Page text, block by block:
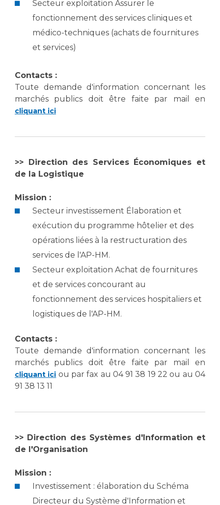
Vos représentants
La Commission Des Usagers (CDU)
Les Comités Locaux des Usagers
Qualité
Protection des données
Sécurité
Les recherches en santé à l’AP-HM
Lieu de santé sans tabac
Fournisseurs
Rôles et missions
Documents utiles
Secteur exploitation Assurer le
fonctionnement des services cliniques et
médico-techniques (achats de fournitures
et services)
Contacts :
Toute demande d'information concernant les
marchés publics doit être faite par mail en
cliquant ici
>> Direction des Services Économiques et
de la Logistique
Mission :
Secteur investissement Élaboration et
exécution du programme hôtelier et des
opérations liées à la restructuration des
services de l'AP-HM.
Secteur exploitation Achat de fournitures
et de services concourant au
fonctionnement des services hospitaliers et
logistiques de l'AP-HM.
Contacts :
Toute demande d'information concernant les
marchés publics doit être faite par mail en
cliquant ici ou par fax au 04 91 38 19 22 ou au 04
91 38 13 11
>> Direction des Systèmes d'Information et
de l'Organisation
Mission :
Investissement : élaboration du Schéma
Directeur du Système d'Information et